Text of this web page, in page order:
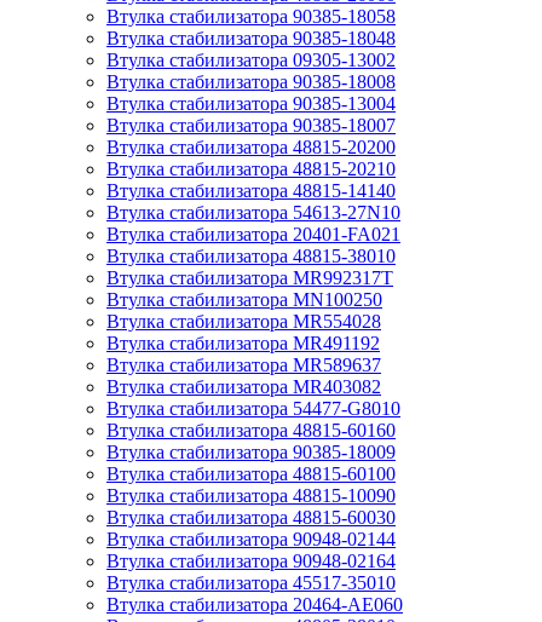
Втулка стабилизатора 90385-18058
Втулка стабилизатора 90385-18048
Втулка стабилизатора 09305-13002
Втулка стабилизатора 90385-18008
Втулка стабилизатора 90385-13004
Втулка стабилизатора 90385-18007
Втулка стабилизатора 48815-20200
Втулка стабилизатора 48815-20210
Втулка стабилизатора 48815-14140
Втулка стабилизатора 54613-27N10
Втулка стабилизатора 20401-FA021
Втулка стабилизатора 48815-38010
Втулка стабилизатора MR992317T
Втулка стабилизатора MN100250
Втулка стабилизатора MR554028
Втулка стабилизатора MR491192
Втулка стабилизатора MR589637
Втулка стабилизатора MR403082
Втулка стабилизатора 54477-G8010
Втулка стабилизатора 48815-60160
Втулка стабилизатора 90385-18009
Втулка стабилизатора 48815-60100
Втулка стабилизатора 48815-10090
Втулка стабилизатора 48815-60030
Втулка стабилизатора 90948-02144
Втулка стабилизатора 90948-02164
Втулка стабилизатора 45517-35010
Втулка стабилизатора 20464-AE060